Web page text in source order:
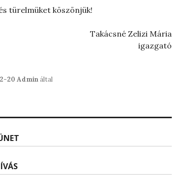
türelmüket köszönjük!
Takácsné Zelizi Mária
igazgató
20 Admináltal